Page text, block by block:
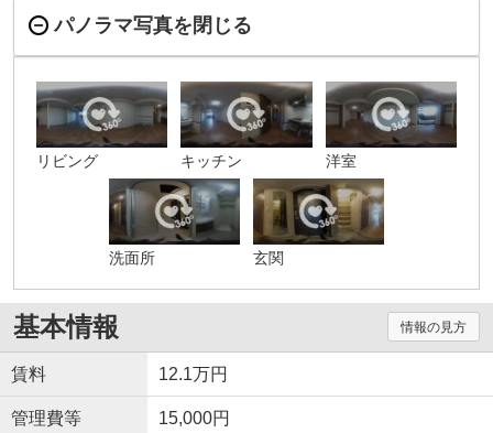
パノラマ写真を閉じる
リビング キッチン 洋室
洗面所 玄関
基本情報 情報の見方
賃料 12.1万円
管理費等 15,000円